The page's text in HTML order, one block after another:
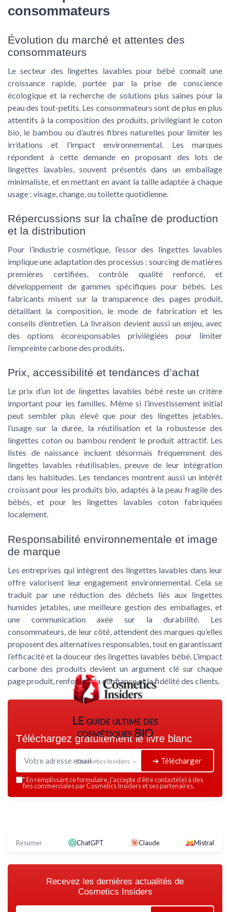
consommateurs
Évolution du marché et attentes des
consommateurs
Le secteur des lingettes lavables pour bébé connaît une
croissance rapide, portée par la prise de conscience
écologique et la recherche de solutions plus saines pour la
peau des tout-petits. Les consommateurs sont de plus en plus
attentifs à la composition des produits, privilégiant le coton
bio, le bambou ou d’autres fibres naturelles pour limiter les
irritations et l’impact environnemental. Les marques
répondent à cette demande en proposant des lots de
lingettes lavables, souvent présentés dans un emballage
minimaliste, et en mettant en avant la taille adaptée à chaque
usage : visage, change, ou toilette quotidienne.
Répercussions sur la chaîne de production
et la distribution
Pour l’industrie cosmétique, l’essor des lingettes lavables
implique une adaptation des processus : sourcing de matières
premières certifiées, contrôle qualité renforcé, et
développement de gammes spécifiques pour bébés. Les
fabricants misent sur la transparence des pages produit,
détaillant la composition, le mode de fabrication et les
conseils d’entretien. La livraison devient aussi un enjeu, avec
des options écoresponsables privilégiées pour limiter
l’empreinte carbone des produits.
Prix, accessibilité et tendances d’achat
Le prix d’un lot de lingettes lavables bébé reste un critère
important pour les familles. Même si l’investissement initial
peut sembler plus élevé que pour des lingettes jetables,
l’usage sur la durée, la réutilisation et la robustesse des
lingettes coton ou bambou rendent le produit attractif. Les
listes de naissance incluent désormais fréquemment des
lingettes lavables réutilisables, preuve de leur intégration
dans les habitudes. Les tendances montrent aussi un intérêt
croissant pour les produits bio, adaptés à la peau fragile des
bébés, et pour les lingettes lavables coton fabriquées
localement.
Responsabilité environnementale et image
de marque
Les entreprises qui intègrent des lingettes lavables dans leur
offre valorisent leur engagement environnemental. Cela se
traduit par une réduction des déchets liés aux lingettes
humides jetables, une meilleure gestion des emballages, et
une communication axée sur la durabilité. Les
consommateurs, de leur côté, attendent des marques qu’elles
proposent des alternatives responsables, tout en garantissant
l’efficacité et la douceur des lingettes lavables bébé. L’impact
carbone des produits devient un argument clé sur chaque
page produit, renforçant la confiance et la fidélité des clients.
LE guide ultime des
cosmétiques BIO
Cosmetics Insiders — 2026
Téléchargez gratuitement le livre blanc
➔ Télécharger
*En remplissant ce formulaire, j’accepte d’être contacté(e) à des
fins commerciales par Cosmetics Insiders et ses partenaires.
Résumer ChatGPT Claude Mistral
Recevez les dernières actualités de
Cosmetics Insiders